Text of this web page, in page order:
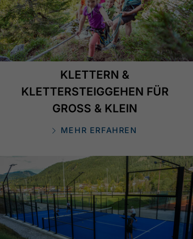
KLETTERN &
KLETTERSTEIGGEHEN FÜR
GROSS & KLEIN
MEHR ERFAHREN